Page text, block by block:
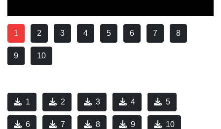
1 2 3 4 5 6 7 8
9 10
1 2 3 4 5
6 7 8 9 10